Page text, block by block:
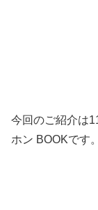
今回のご紹介は
ホン BOOKです。